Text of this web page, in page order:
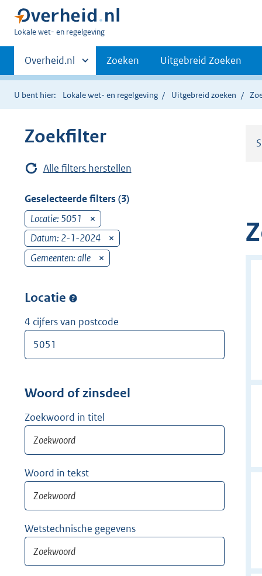
U
hier:
Lokale wet- en regelgeving
Primaire
navigatie
Andere
sites
binnen
Overheid.nl Zoeken Uitgebreid Zoeken
U bent hier: Lokale wet- en regelgeving Uitgebreid zoeken
Zoekfilter
Alle filters herstellen
Geselecteerde filters (3)
Locatie: 5051
e
r
w
e
Datum: 2-1-2024
e
r
j
d
Gemeenten: alle
i
Locatie
4 cijfers van postcode
Woord of zinsdeel
Zoekwoord in titel
Woord in tekst
Wetstechnische gegevens